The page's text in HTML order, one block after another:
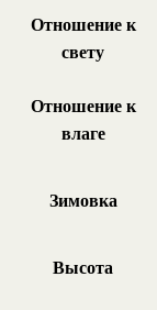
Отношение к
свету
Отношение к
влаге
Зимовка
Высота